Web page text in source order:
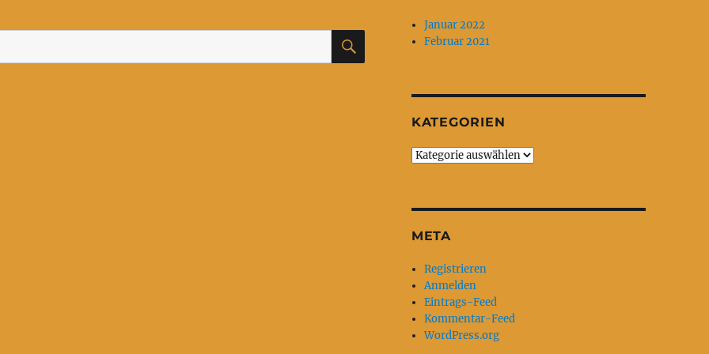
SUCHEN
Januar 2022
Februar 2021
KATEGORIEN
Kategorien
META
Registrieren
Anmelden
Eintrags-Feed
Kommentar-Feed
WordPress.org